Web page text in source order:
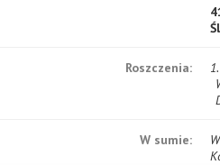
Roszczenia:
W sumie: